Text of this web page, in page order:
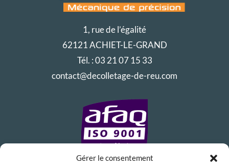
Gérer le consentement
1, rue de l’égalité
62121 ACHIET-LE-GRAND
Tél. :03 21 07 15 33
contact@decolletage-de-reu.com